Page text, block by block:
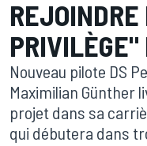
PRIVILÈGE"
Nouveau pilote DS
Maximilian Günther
projet dans sa
qui débutera dans